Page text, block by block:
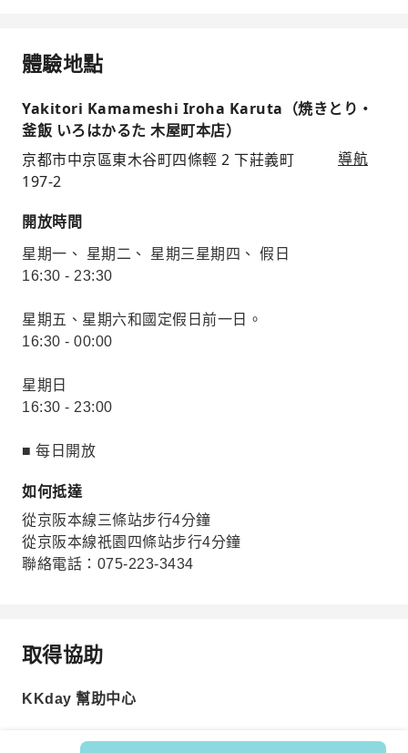
體驗地點
Yakitori Kamameshi Iroha Karuta（焼きとり・
釜飯 いろはかるた 木屋町本店）
京都市中京區東木谷町四條輕 2 下莊義町
197-2
導航
開放時間
星期一、 星期二、 星期三星期四、 假日
16:30 - 23:30
星期五、星期六和國定假日前一日。
16:30 - 00:00
星期日
16:30 - 23:00
■ 每日開放
如何抵達
從京阪本線三條站步行4分鐘
從京阪本線祇園四條站步行4分鐘
聯絡電話：075-223-3434
取得協助
KKday 幫助中心